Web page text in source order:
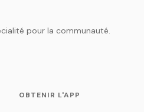
pour la communauté.
OBTENIR L'APP